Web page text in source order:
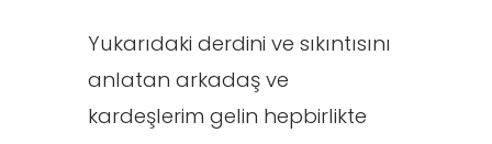
Yukarıdaki derdini ve sıkıntısını
anlatan arkadaş ve
kardeşlerim gelin hepbirlikte